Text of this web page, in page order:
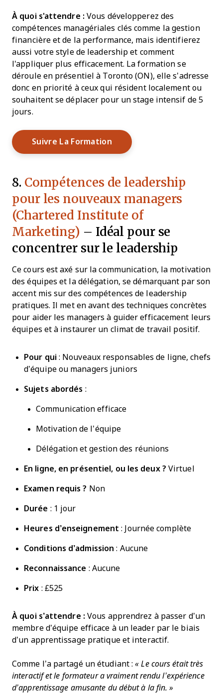
À quoi s'attendre : Vous développerez des
compétences managériales clés comme la gestion
financière et de la performance, mais identifierez
aussi votre style de leadership et comment
l'appliquer plus efficacement. La formation se
déroule en présentiel à Toronto (ON), elle s’adresse
donc en priorité à ceux qui résident localement ou
souhaitent se déplacer pour un stage intensif de 5
jours.
Suivre La Formation Opens New Window
8. Compétences de leadership
pour les nouveaux managers
(Chartered Institute of
Marketing) – Idéal pour se
concentrer sur le leadership
Ce cours est axé sur la communication, la motivation
des équipes et la délégation, se démarquant par son
accent mis sur des compétences de leadership
pratiques. Il met en avant des techniques concrètes
pour aider les managers à guider efficacement leurs
équipes et à instaurer un climat de travail positif.
Pour qui : Nouveaux responsables de ligne, chefs
d’équipe ou managers juniors
Sujets abordés :
Communication efficace
Motivation de l’équipe
Délégation et gestion des réunions
En ligne, en présentiel , ou les deux ? Virtuel
Examen requis ? Non
Durée : 1 jour
Heures d’enseignement : Journée complète
Conditions d’admission : Aucune
Reconnaissance : Aucune
Prix : £525
À quoi s’attendre : Vous apprendrez à passer d’un
membre d’équipe efficace à un leader par le biais
d’un apprentissage pratique et interactif.
Comme l’a partagé un étudiant :« Le cours était très
interactif et le formateur a vraiment rendu l’expérience
d’apprentissage amusante du début à la fin. »